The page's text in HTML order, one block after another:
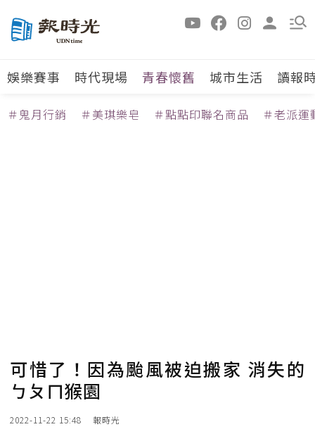
娛樂賽事 時代現場 青春懷舊 城市生活 讀報
＃鬼月行銷 ＃美琪樂皂 ＃點點印聯名商品 ＃老派運
可惜了！因為颱風被迫搬家 消失的
ㄅㄆㄇ猴園
2022-11-22 15:48 報時光